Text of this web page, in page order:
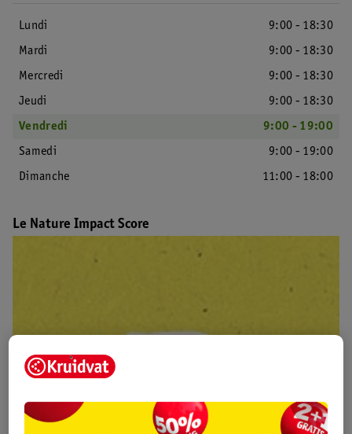
Lundi
9:00 - 18:30
Mardi
9:00 - 18:30
Mercredi
9:00 - 18:30
Jeudi
9:00 - 18:30
Vendredi
9:00 - 19:00
Samedi
9:00 - 19:00
Dimanche
11:00 - 18:00
Le Nature Impact Score